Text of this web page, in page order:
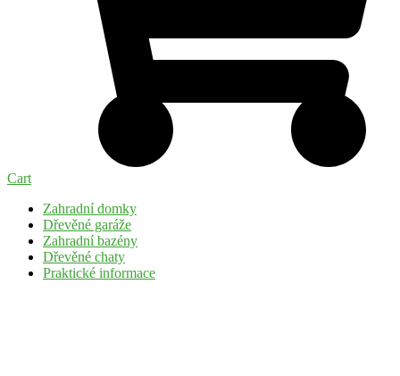
Cart
Zahradní domky
Dřevěné garáže
Zahradní bazény
Dřevěné chaty
Praktické informace